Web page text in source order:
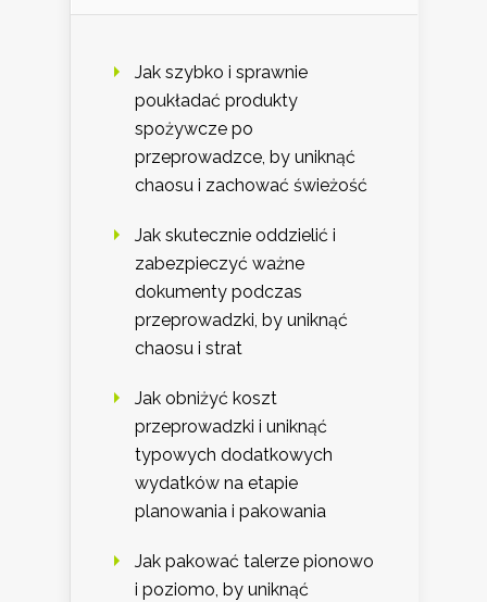
Jak szybko i sprawnie
poukładać produkty
spożywcze po
przeprowadzce, by uniknąć
chaosu i zachować świeżość
Jak skutecznie oddzielić i
zabezpieczyć ważne
dokumenty podczas
przeprowadzki, by uniknąć
chaosu i strat
Jak obniżyć koszt
przeprowadzki i uniknąć
typowych dodatkowych
wydatków na etapie
planowania i pakowania
Jak pakować talerze pionowo
i poziomo, by uniknąć